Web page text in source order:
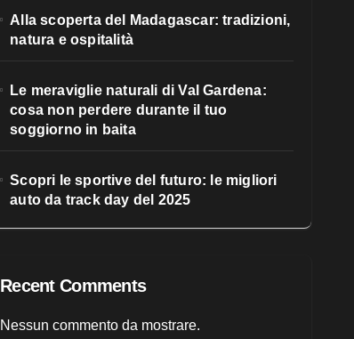
Alla scoperta del Madagascar: tradizioni,
natura e ospitalità
Le meraviglie naturali di Val Gardena:
cosa non perdere durante il tuo
soggiorno in baita
Scopri le sportive del futuro: le migliori
auto da track day del 2025
Recent Comments
Nessun commento da mostrare.